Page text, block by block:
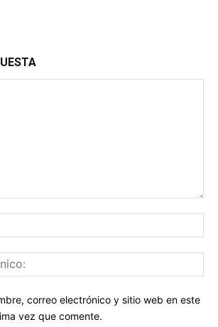
correo electrónico y sitio web en este
vez que comente.